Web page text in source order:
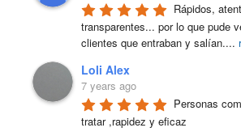
Rápidos,
transparentes... por lo que pude
clientes que entraban y salían....
Loli Alex
7 years ago
Personas
tratar ,rapidez y eficaz